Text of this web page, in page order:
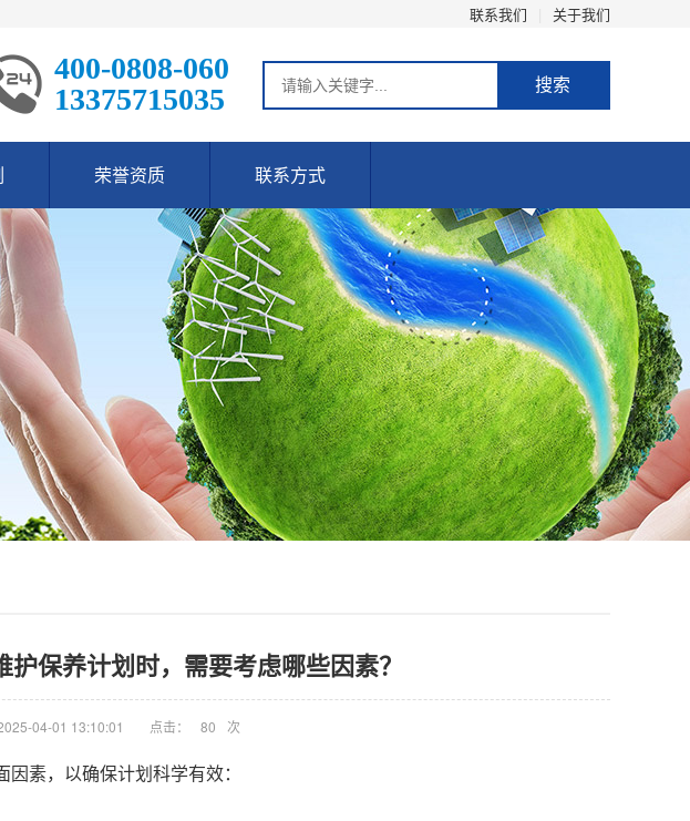
联系我们 关于我们
搜索
400-0808-060
13375715035
荣誉资质 联系方式
保养计划时，需要考虑哪些因素？
04-01 13:10:01 点击： 80 次
素，以确保计划科学有效：